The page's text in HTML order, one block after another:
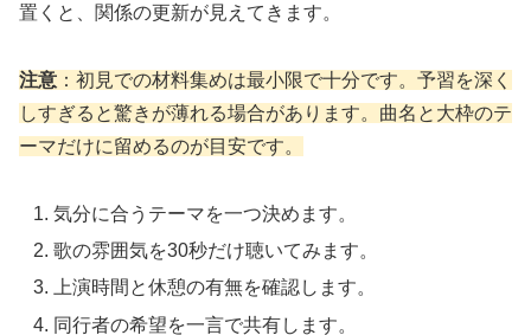
置くと、関係の更新が見えてきます。
注意 ：初見での材料集めは最小限で十分です。予習を深く
しすぎると驚きが薄れる場合があります。曲名と大枠のテ
ーマだけに留めるのが目安です。
気分に合うテーマを一つ決めます。
歌の雰囲気を30秒だけ聴いてみます。
上演時間と休憩の有無を確認します。
同行者の希望を一言で共有します。